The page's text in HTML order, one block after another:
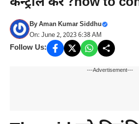
ByAman Kumar Siddhu
On: June 2, 2023 6:38 AM
Follow Us:
---Advertisement---